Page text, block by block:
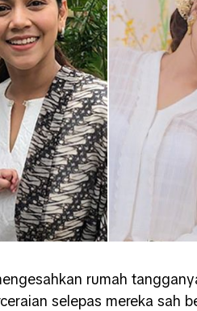
rumah
selepas mereka sah